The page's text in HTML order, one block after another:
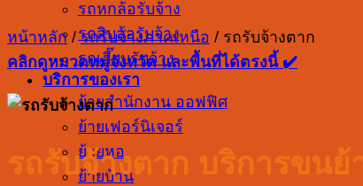
รถหกล้อรับจ้าง
รถสิบล้อรับจ้าง
รถเฮี๊ยบรับจ้าง
บริการของเรา
ย้ายสำนักงาน ออฟฟิศ
ย้ายเฟอร์นิเจอร์
ย้ายหอ
ย้ายบ้าน
หน้าหลัก / รถรับจ้างภาคเหนือ / รถรับจ้างตาก
คลิกดูหมวดหมู่จังหวัด และพื้นที่ได้ตรงนี้ ✔️
รถรับจ้างตาก บริการขน